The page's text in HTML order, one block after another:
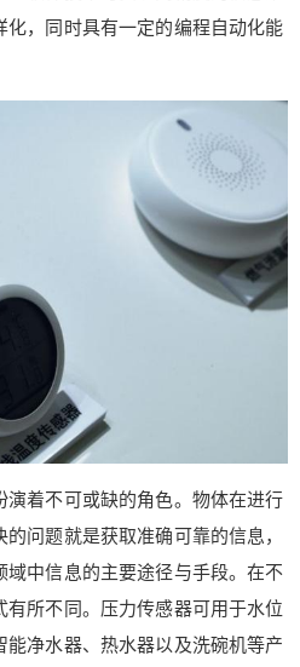
，同时具有一定的编程自动化能
着不可或缺的角色。物体在进行
问题就是获取准确可靠的信息，
中信息的主要途径与手段。在不
有所不同。压力传感器可用于水位
净水器、热水器以及洗碗机等产
现高精度的信息采集，成
，智能传感器扮演着不可
信息交换过程中，首先要
可靠的信息，而传感器是
息的主要途径与手段。在
用方式有所不同。压力传
复杂的装置中，如智能净
等产品。化学传感器则用
监测参数包括浑浊度、颜
器广泛应用于空气净化器和
类型智能家电对传感器的
行业虽然规模很大，但行
业擅长的领域也各不相
例，森萨塔专注于压力传
开发有限公司主推的产品
斯达电子科技有限公司专
传感器，郑州炜盛电子科
感器。 满足整机企业需求
器、超声波传感器和红外
中不可或缺的。家电用传